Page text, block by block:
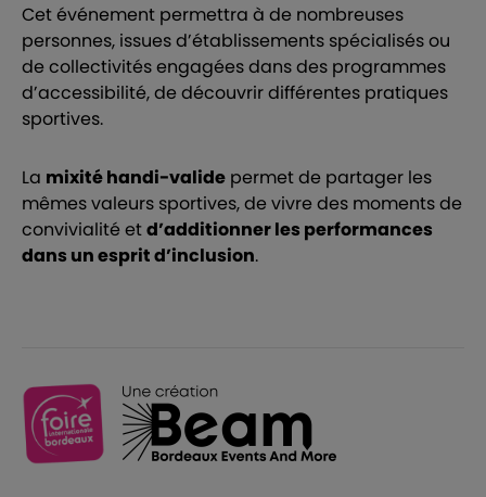
Cet événement permettra à de nombreuses
personnes, issues d’établissements spécialisés ou
de collectivités engagées dans des programmes
d’accessibilité, de découvrir différentes pratiques
sportives.
La mixité handi-valide permet de partager les
mêmes valeurs sportives, de vivre des moments de
convivialité etd’additionner les performances
dans un esprit d’inclusion.